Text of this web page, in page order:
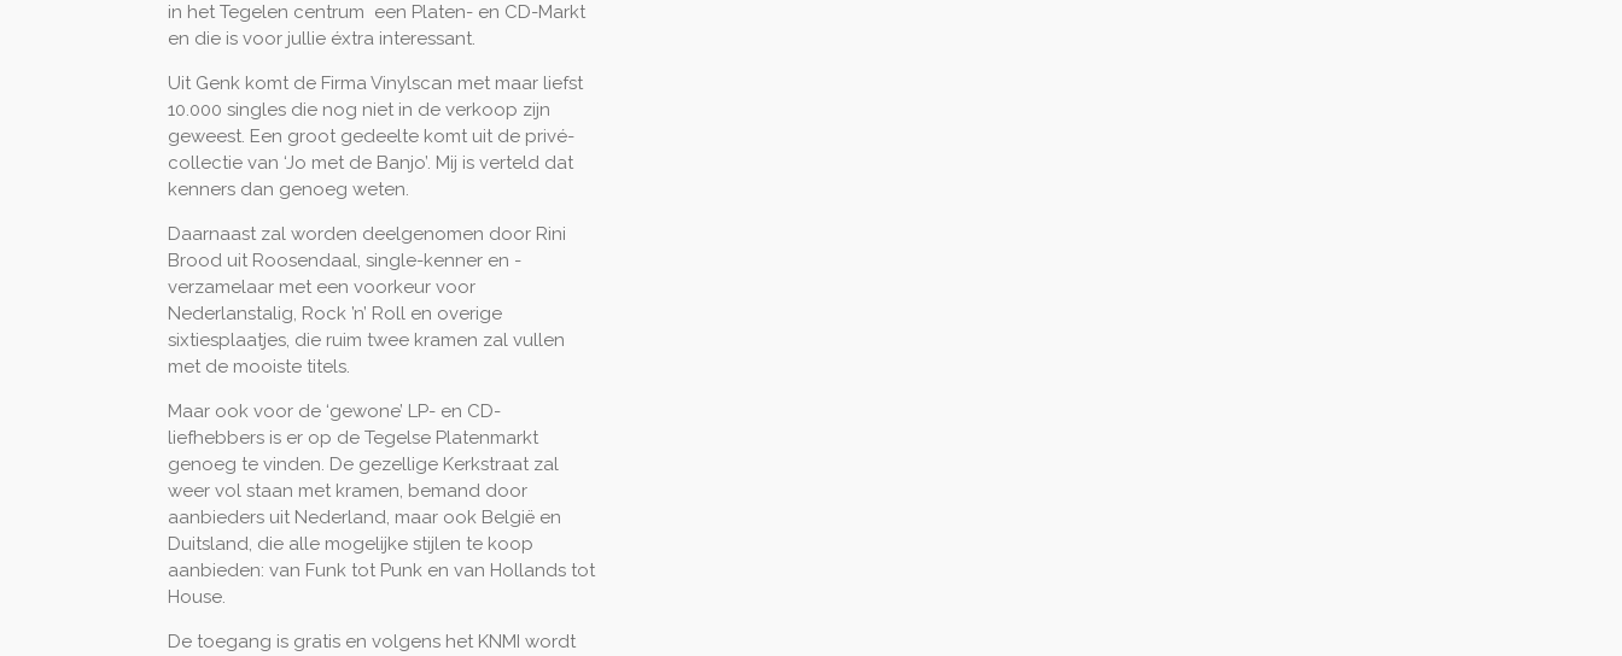
in het Tegelen centrum een Platen- en CD-Markt
en die is voor jullie éxtra interessant.
Uit Genk komt de Firma Vinylscan met maar liefst
10.000 singles die nog niet in de verkoop zijn
geweest. Een groot gedeelte komt uit de privé-
collectie van ‘Jo met de Banjo’. Mij is verteld dat
kenners dan genoeg weten.
Daarnaast zal worden deelgenomen door Rini
Brood uit Roosendaal, single-kenner en -
verzamelaar met een voorkeur voor
Nederlanstalig, Rock ’n’ Roll en overige
sixtiesplaatjes, die ruim twee kramen zal vullen
met de mooiste titels.
Maar ook voor de ‘gewone’ LP- en CD-
liefhebbers is er op de Tegelse Platenmarkt
genoeg te vinden. De gezellige Kerkstraat zal
weer vol staan met kramen, bemand door
aanbieders uit Nederland, maar ook België en
Duitsland, die alle mogelijke stijlen te koop
aanbieden: van Funk tot Punk en van Hollands tot
House.
De toegang is gratis en volgens het KNMI wordt